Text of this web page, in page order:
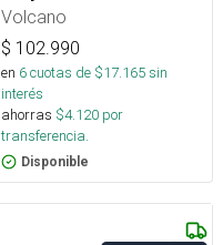
Volcano
$ 102.990
en 6cuotas de $17.165sin
interés
ahorras $4.120 por
transferencia.
Disponible